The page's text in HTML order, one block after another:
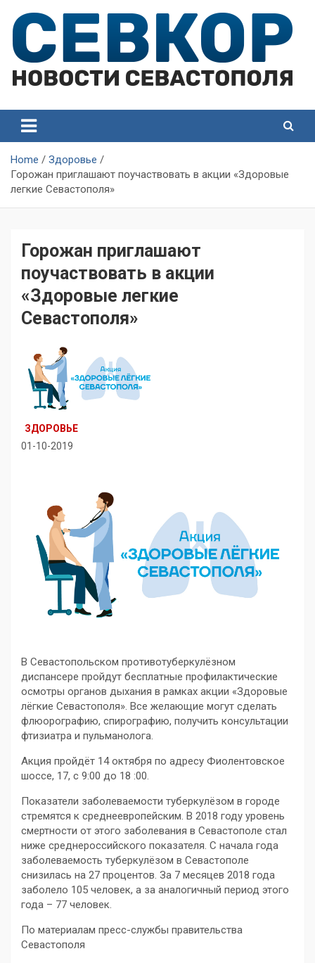
content
Севастополя
Севастополя
Home
Здоровье
Горожан приглашают поучаствовать в акции «Здоровые
легкие Севастополя»
Горожан приглашают
поучаствовать в акции
«Здоровые легкие
Севастополя»
ЗДОРОВЬЕ
01-10-2019
В Севастопольском противотуберкулёзном
диспансере пройдут бесплатные профилактические
осмотры органов дыхания в рамках акции «Здоровые
лёгкие Севастополя». Все желающие могут сделать
флюорографию, спирографию, получить консультации
фтизиатра и пульманолога.
Акция пройдёт 14 октября по адресу Фиолентовское
шоссе, 17, с 9:00 до 18 :00.
Показатели заболеваемости туберкулёзом в городе
стремятся к среднеевропейским. В 2018 году уровень
смертности от этого заболевания в Севастополе стал
ниже среднероссийского показателя. С начала года
заболеваемость туберкулёзом в Севастополе
снизилась на 27 процентов. За 7 месяцев 2018 года
заболело 105 человек, а за аналогичный период этого
года – 77 человек.
По материалам пресс-службы правительства
Севастополя